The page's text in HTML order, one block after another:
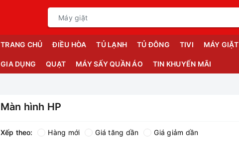
TRANG CHỦ ĐIỀU HÒA TỦ LẠNH TỦ ĐÔNG TIVI MÁY GIẶT
GIA DỤNG QUẠT MÁY SẤY QUẦN ÁO TIN KHUYẾN MÃI
Màn hình HP
Xếp theo: Hàng mới Giá tăng dần Giá giảm dần